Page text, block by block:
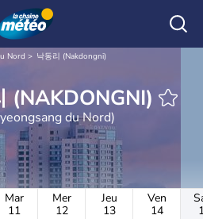
Nord 낙동리 (Nakdongni)
동리 (NAKDONGNI)
du Nord)
Mar
11
Mer
12
Jeu
13
Ven
14